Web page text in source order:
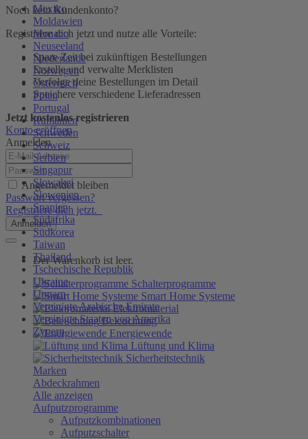
Mexiko
Moldawien
Monaco
Neuseeland
Niederlande
Norwegen
Österreich
Polen
Portugal
Rumänien
Schweden
Schweiz
Serbien
Singapur
Slowakei
Slowenien
Spanien
Südafrika
Südkorea
Taiwan
Thailand
Tschechische Republik
Ukraine
Ungarn
Vereinigte Arabische Emirate
Vereinigte Staaten von Amerika
Zypern
Noch kein Kundenkonto?
Registriere dich jetzt und nutze alle Vorteile:
Spare Zeit bei zukünftigen Bestellungen
Erstelle und verwalte Merklisten
Verfolge deine Bestellungen im Detail
Speichere verschiedene Lieferadressen
Jetzt kostenlos registrieren
Konto eröffnen
Anmelden
Angemeldet bleiben
Passwort vergessen?
Registriere dich jetzt.
Anmelden
Der Warenkorb ist leer.
Schalterprogramme
Smart Home Systeme
Elektromaterial
Beleuchtung
Energiewende
Lüftung und Klima
Sicherheitstechnik
Marken
Abdeckrahmen
Alle anzeigen
Aufputzprogramme
Aufputzkombinationen
Aufputzschalter